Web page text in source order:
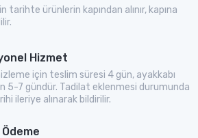
tarihte ürünlerin kapından alınır, kapına
Hizmet
için teslim süresi 4 gün, ayakkabı
5-7 gündür. Tadilat eklenmesi durumunda
ileriye alınarak bildirilir.